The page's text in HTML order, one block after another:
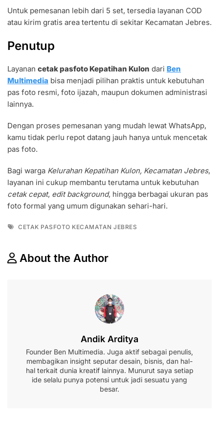
Untuk pemesanan lebih dari 5 set, tersedia layanan COD
atau kirim gratis area tertentu di sekitar Kecamatan Jebres.
Penutup
Layanan cetak pasfoto Kepatihan Kulon dari Ben
Multimedia bisa menjadi pilihan praktis untuk kebutuhan
pas foto resmi, foto ijazah, maupun dokumen administrasi
lainnya.
Dengan proses pemesanan yang mudah lewat WhatsApp,
kamu tidak perlu repot datang jauh hanya untuk mencetak
pas foto.
Bagi warga Kelurahan Kepatihan Kulon, Kecamatan Jebres,
layanan ini cukup membantu terutama untuk kebutuhan
cetak cepat, edit background, hingga berbagai ukuran pas
foto formal yang umum digunakan sehari-hari.
Tags
CETAK PASFOTO KECAMATAN JEBRES
About the Author
Andik Arditya
Founder Ben Multimedia. Juga aktif sebagai penulis,
membagikan insight seputar desain, bisnis, dan hal-
hal terkait dunia kreatif lainnya. Munurut saya setiap
ide selalu punya potensi untuk jadi sesuatu yang
besar.